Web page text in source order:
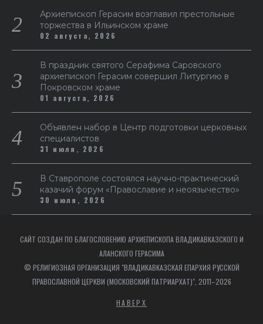
Архиепископ Герасим возглавил престольные
торжества в Ильинском храме
02 августа, 2026
В праздник святого Серафима Саровского
архиепископ Герасим совершил Литургию в
Покровском храме
01 августа, 2026
Объявлен набор в Центр подготовки церковных
специалистов
31 июля, 2026
В Ставрополе состоялся научно-практический
казачий форум «Православие и неоязычество»
30 июля, 2026
САЙТ СОЗДАН ПО БЛАГОСЛОВЕНИЮ АРХИЕПИСКОПА ВЛАДИКАВКАЗСКОГО И
АЛАНСКОГО ГЕРАСИМА
© РЕЛИГИОЗНАЯ ОРГАНИЗАЦИЯ "ВЛАДИКАВКАЗСКАЯ ЕПАРХИЯ РУССКОЙ
ПРАВОСЛАВНОЙ ЦЕРКВИ (МОСКОВСКИЙ ПАТРИАРХАТ)", 2011–2026
НАВЕРХ